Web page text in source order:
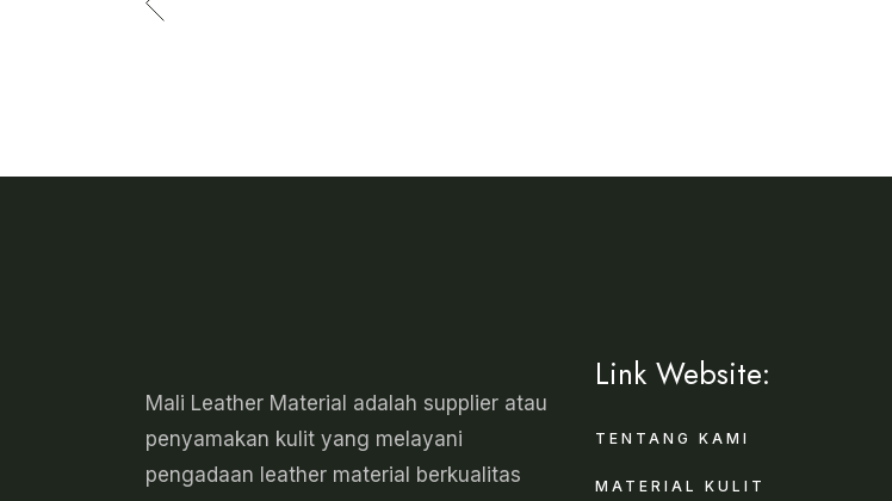
Mali Leather Material adalah supplier atau
penyamakan kulit yang melayani
pengadaan leather material berkualitas
Link Website:
TENTANG KAMI
MATERIAL KULIT